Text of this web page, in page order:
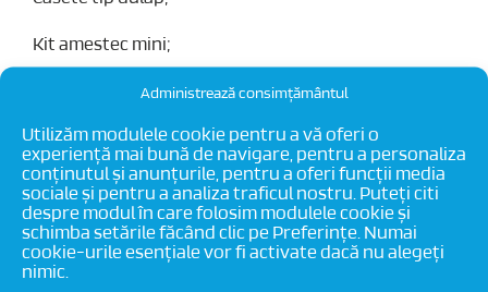
Administrează consimțământul
Utilizăm modulele cookie pentru a vă oferi o
experiență mai bună de navigare, pentru a personaliza
conținutul și anunțurile, pentru a oferi funcții media
sociale și pentru a analiza traficul nostru. Puteți citi
despre modul în care folosim modulele cookie și
schimba setările făcând clic pe Preferințe. Numai
cookie-urile esențiale vor fi activate dacă nu alegeți
nimic.
Kit amestec mini;
Distribuitoare cu debitmetre (alamă);
Kit golire/aerisire manuale;
Adaptori eurocon P;
Curbe conducatoare metal;
Placa cu nuturi (57mm)